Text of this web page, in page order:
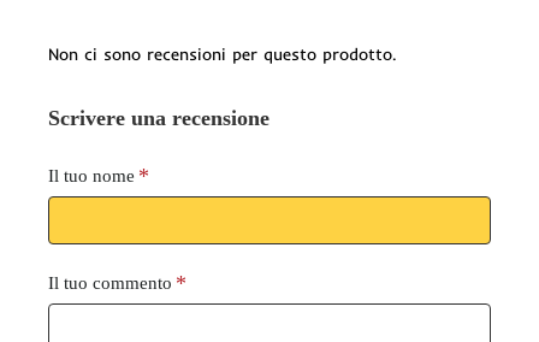
Non ci sono recensioni per questo prodotto.
Scrivere una recensione
Il tuo nome
Il tuo commento